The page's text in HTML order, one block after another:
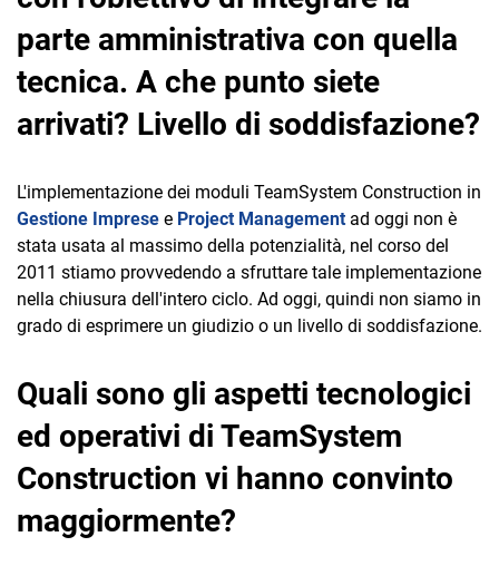
parte amministrativa con quella
tecnica. A che punto siete
arrivati? Livello di soddisfazione?
L'implementazione dei moduli TeamSystem Construction in
Gestione Imprese e Project Management ad oggi non è
stata usata al massimo della potenzialità, nel corso del
2011 stiamo provvedendo a sfruttare tale implementazione
nella chiusura dell'intero ciclo. Ad oggi, quindi non siamo in
grado di esprimere un giudizio o un livello di soddisfazione.
Quali sono gli aspetti tecnologici
ed operativi di TeamSystem
Construction vi hanno convinto
maggiormente?